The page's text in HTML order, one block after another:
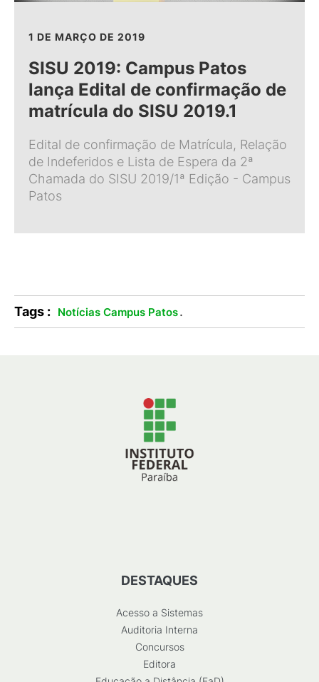
1 DE MARÇO DE 2019
SISU 2019: Campus Patos
lança Edital de confirmação de
matrícula do SISU 2019.1
Edital de confirmação de Matrícula, Relação
de Indeferidos e Lista de Espera da 2ª
Chamada do SISU 2019/1ª Edição - Campus
Patos
Tags : Notícias Campus Patos.
DESTAQUES
Acesso a Sistemas
Auditoria Interna
Concursos
Editora